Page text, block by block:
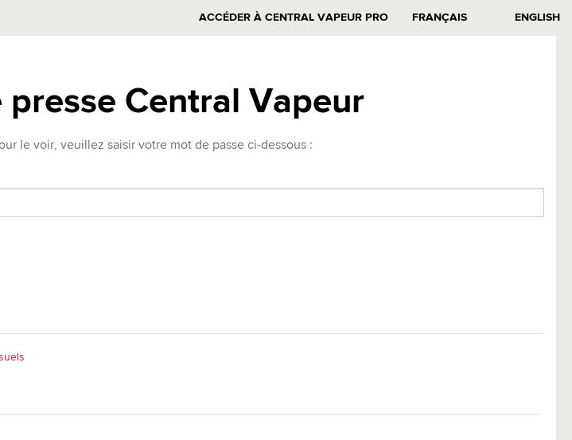
ACCÉDER À CENTRAL VAPEUR PRO FRANÇAIS ENGLISH
presse Central Vapeur
le voir, veuillez saisir votre mot de passe ci-dessous :